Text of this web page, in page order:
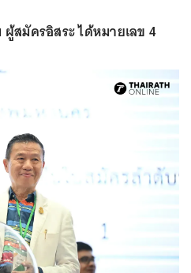
สมัครอิสระ ได้หมายเลข 4